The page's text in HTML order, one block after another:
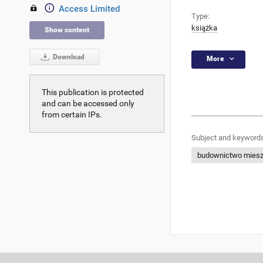
Access Limited
Show content
Download
This publication is protected
and can be accessed only
from certain IPs.
Type:
książka
More
Subject and
budownictwo